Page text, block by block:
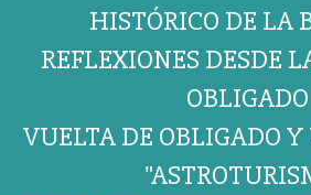
HISTÓRICO DE LA
REFLEXIONES DESDE
OBLIGADO
VUELTA DE OBLIGADO